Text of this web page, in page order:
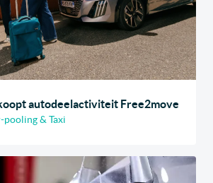
autodeelactiviteit Free2move
pooling & Taxi